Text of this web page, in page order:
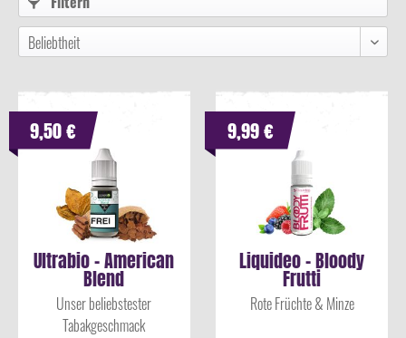
Ultrabio - American
Blend
Unser beliebstester
Tabakgeschmack
9,50 €
Liquideo - Bloody
Frutti
Rote Früchte & Minze
9,99 €